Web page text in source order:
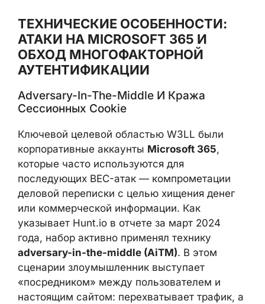
Sender для массовых почтовых кампаний.
ТЕХНИЧЕСКИЕ ОСОБЕННОСТИ:
АТАКИ НА MICROSOFT 365 И
АУТЕНТИФИКАЦИИ
Сессионных Cookie
Ключевой целевой областью W3LL были
корпоративные аккаунтыMicrosoft 365,
которые часто используются для
последующих BEC-атак — компрометации
деловой переписки с целью хищения денег
или коммерческой информации. Как
указывает Hunt.io в отчете за март 2024
года, набор активно применял технику
adversary-in-the-middle (AiTM). В этом
сценарии злоумышленник выступает